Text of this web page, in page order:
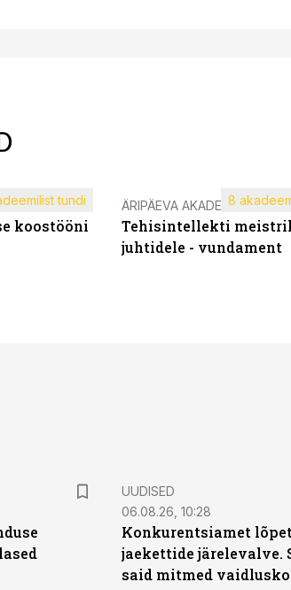
koostööni
tundi ÄRIPÄEVA AKADEEMIA
Tehisintellekti
juhtidele - vundament
8
UUDISED
06.08.26, 10:28
Konkurentsiamet
jaekettide järelevalve.
said mitmed